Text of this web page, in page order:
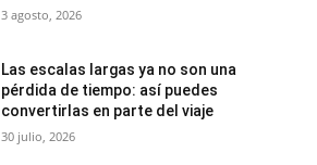
3 agosto, 2026
Las escalas largas ya no son una
pérdida de tiempo: así puedes
convertirlas en parte del viaje
30 julio, 2026